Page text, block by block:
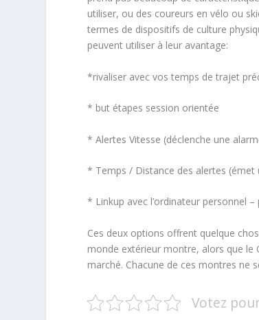
utiliser, ou des coureurs en vélo ou
termes de dispositifs de culture
peuvent utiliser à leur avantage:
*rivaliser avec vos temps de trajet
* but étapes session orientée
* Alertes Vitesse (déclenche une
* Temps / Distance des alertes
* Linkup avec l’ordinateur personnel
Ces deux options offrent quelque
monde extérieur montre, alors que le
marché. Chacune de ces montres ne
Votez